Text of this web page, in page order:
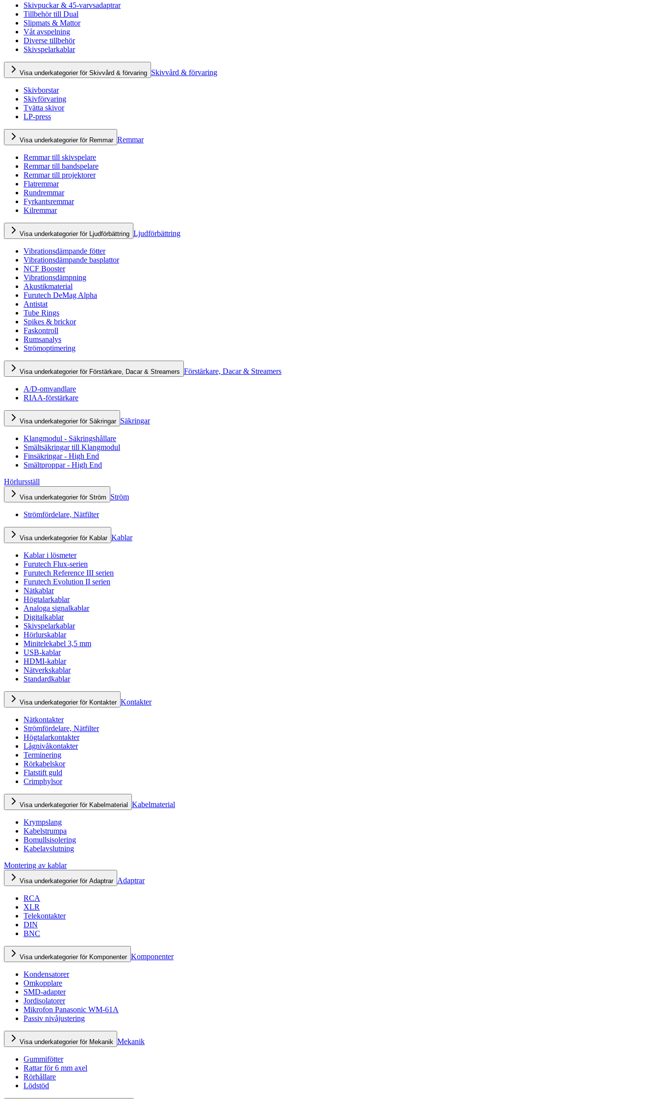
Skivpuckar & 45-varvsadaptrar
Tillbehör till Dual
Slipmats & Mattor
Våt avspelning
Diverse tillbehör
Skivspelarkablar
Visa underkategorier för Skivvård & förvaring Skivvård & förvaring
Skivborstar
Skivförvaring
Tvätta skivor
LP-press
Visa underkategorier för Remmar Remmar
Remmar till skivspelare
Remmar till bandspelare
Remmar till projektorer
Flatremmar
Rundremmar
Fyrkantsremmar
Kilremmar
Visa underkategorier för Ljudförbättring Ljudförbättring
Vibrationsdämpande fötter
Vibrationsdämpande basplattor
NCF Booster
Vibrationsdämpning
Akustikmaterial
Furutech DeMag Alpha
Antistat
Tube Rings
Spikes & brickor
Faskontroll
Rumsanalys
Strömoptimering
Visa underkategorier för Förstärkare, Dacar & Streamers Förstärkare, Dacar & Streamers
A/D-omvandlare
RIAA-förstärkare
Visa underkategorier för Säkringar Säkringar
Klangmodul - Säkringshållare
Smältsäkringar till Klangmodul
Finsäkringar - High End
Smältproppar - High End
Hörlursställ
Visa underkategorier för Ström Ström
Strömfördelare, Nätfilter
Visa underkategorier för Kablar Kablar
Kablar i lösmeter
Furutech Flux-serien
Furutech Reference III serien
Furutech Evolution II serien
Nätkablar
Högtalarkablar
Analoga signalkablar
Digitalkablar
Skivspelarkablar
Hörlurskablar
Minitelekabel 3,5 mm
USB-kablar
HDMI-kablar
Nätverkskablar
Standardkablar
Visa underkategorier för Kontakter Kontakter
Nätkontakter
Strömfördelare, Nätfilter
Högtalarkontakter
Lågnivåkontakter
Terminering
Rörkabelskor
Flatstift guld
Crimphylsor
Visa underkategorier för Kabelmaterial Kabelmaterial
Krympslang
Kabelstrumpa
Bomullsisolering
Kabelavslutning
Montering av kablar
Visa underkategorier för Adaptrar Adaptrar
RCA
XLR
Telekontakter
DIN
BNC
Visa underkategorier för Komponenter Komponenter
Kondensatorer
Omkopplare
SMD-adapter
Jordisolatorer
Mikrofon Panasonic WM-61A
Passiv nivåjustering
Visa underkategorier för Mekanik Mekanik
Gummifötter
Rattar för 6 mm axel
Rörhållare
Lödstöd